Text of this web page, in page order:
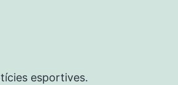
esportives.